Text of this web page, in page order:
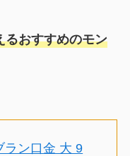
るおすすめのモン
ラン口金 大 9